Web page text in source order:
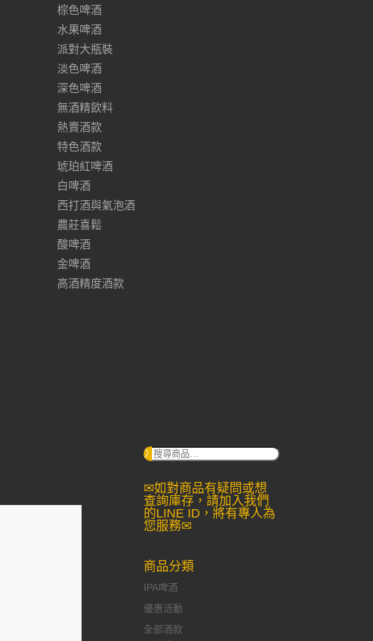
棕色啤酒
水果啤酒
派對大瓶裝
淡色啤酒
深色啤酒
無酒精飲料
熱賣酒款
特色酒款
琥珀紅啤酒
白啤酒
西打酒與氣泡酒
農莊喜鬆
酸啤酒
金啤酒
高酒精度酒款
搜
✉如對商品有疑問或想
查詢庫存，請加入我們
的LINE ID，將有專人為
您服務✉
商品分類
IPA啤酒
優惠活動
全部酒款